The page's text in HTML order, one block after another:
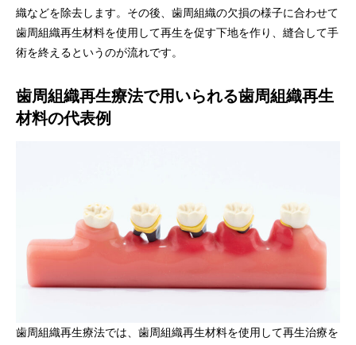
織などを除去します。その後、歯周組織の欠損の様子に合わせて
歯周組織再生材料を使用して再生を促す下地を作り、縫合して手
術を終えるというのが流れです。
歯周組織再生療法で用いられる歯周組織再生
材料の代表例
歯周組織再生療法では、歯周組織再生材料を使用して再生治療を